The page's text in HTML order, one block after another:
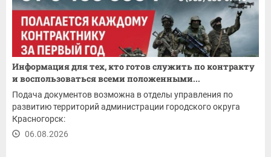
Информация для тех, кто готов служить по контракту
и воспользоваться всеми положенными...
Подача документов возможна в отделы управления по
развитию территорий администрации городского округа
Красногорск:
06.08.2026